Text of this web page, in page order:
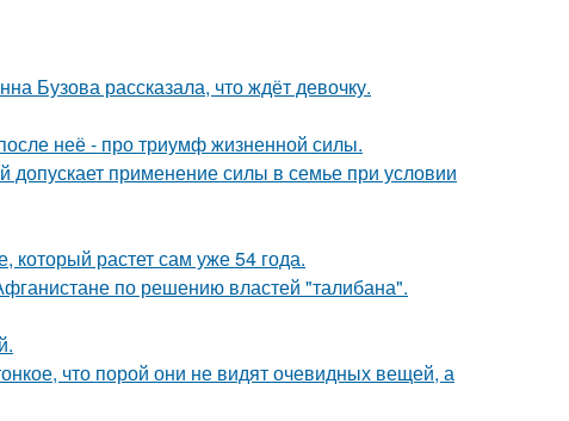
Бузова рассказала, что ждёт девочку.
неё - про триумф жизненной силы.
применение силы в семье при условии
который растет сам уже 54 года.
по решению властей "талибана".
что порой они не видят очевидных вещей, а